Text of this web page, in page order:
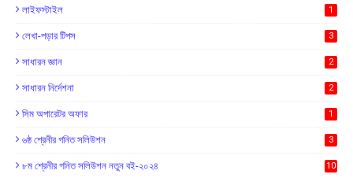
লাইফস্টাইল 1
লেখা-পড়ার টিপস 3
সাধারন জ্ঞান 2
সাধারন নির্দেশনা 2
সিম অপারেটর অফার 1
৬ষ্ঠ শ্রেনীর গনিত সলিউশন 3
৮ম শ্রেনীর গনিত সলিউশন নতুন বই-২০২৪ 10